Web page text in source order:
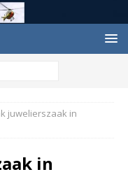
juwelierszaak in
in